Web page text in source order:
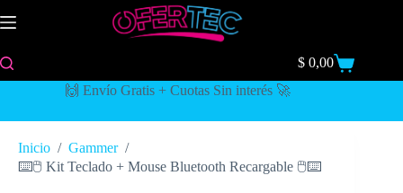
$ 0,00
🙌 Envío Gratis + Cuotas Sin interés 🚀
Inicio / Gammer /
⌨️🖱️ Kit Teclado + Mouse Bluetooth Recargable 🖱️⌨️